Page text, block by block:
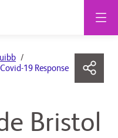
Covid-19 Response
Bristol